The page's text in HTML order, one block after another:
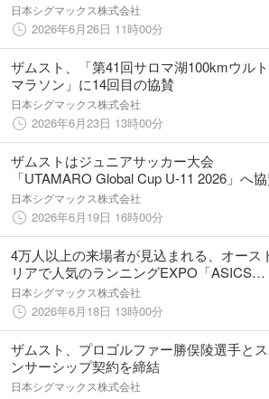
日本シグマックス株式会社
2026年6月26日 11時00分
ザムスト、「第41回サロマ湖100kmウル
マラソン」に14回目の協賛
日本シグマックス株式会社
2026年6月23日 13時00分
ザムストはジュニアサッカー大会
「UTAMARO Global Cup U-11 2026」へ
日本シグマックス株式会社
2026年6月19日 16時00分
4万人以上の来場者が見込まれる、オース
リアで人気のランニングEXPO「ASICS
SPORT & LEISURE EXPO」へザムスト初
展
日本シグマックス株式会社
2026年6月18日 13時00分
ザムスト、プロゴルファー勝俣陵選手と
ンサーシップ契約を締結
日本シグマックス株式会社